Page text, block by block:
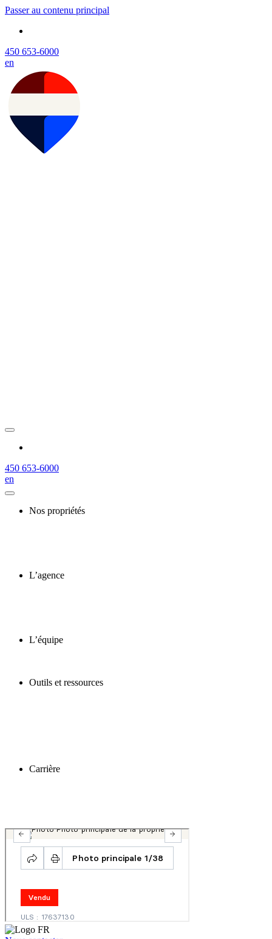
Passer au contenu principal
450 653-6000
en
450 653-6000
en
Nos propriétés
L’agence
L’équipe
Outils et ressources
Carrière